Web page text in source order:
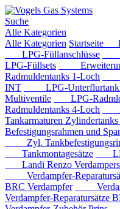
Suche
Alle Kategorien
Alle Kategorien Startseite
LPG-Füllanschlüsse
LPG-Füllsets
Radmuldentanks 1-Loch
INT
LPG-Unterflurtank
Multiventile
LPG-
Radmuldentanks 4-Loch
Tankarmaturen
Befestigungsrahmen und
Zyl.
Tankmontagesätze
Landi Renzo Verdampers
Verdampfer-
BRC Verdampfer
Verdampfer-Reparatursätze